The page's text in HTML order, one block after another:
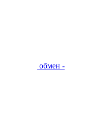
обмен -